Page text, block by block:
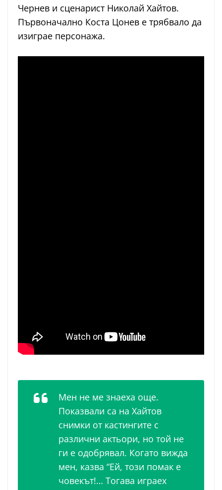
Чернев и сценарист Николай Хайтов.
Първоначално Коста Цонев е трябвало да
изиграе персонажа.
Мен не ме знаеха още.
Показвали са на Хайтов
снимки от кастингите с
различни актьори, но той не
ги е одобрявал. Когато вижда
мен, казва “Ей, този помак е
човекът!… Тогава играех